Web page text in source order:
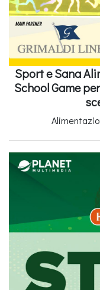
Sport e Sana
School Game